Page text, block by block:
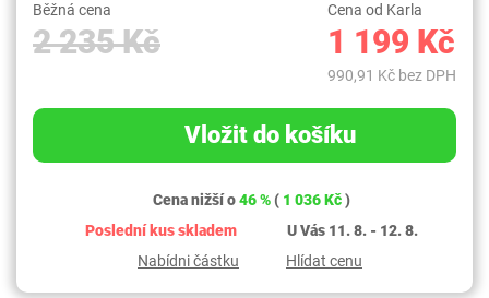
Běžná cena
2 235 Kč
Cena od Karla
1 199 Kč
990,91 Kč bez DPH
Vložit do košíku
Cena nižší o46 % ( 1 036 Kč)
Poslední kus skladem
U Vás 11. 8. - 12. 8.
Nabídni částku
Hlídat cenu